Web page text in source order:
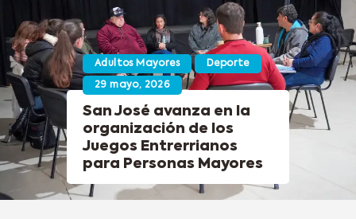
Adultos Mayores Deporte
29 mayo, 2026
San José avanza en la
organización de los
Juegos Entrerrianos
para Personas Mayores